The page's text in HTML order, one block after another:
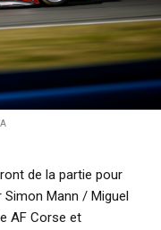
de la partie pour
Mann / Miguel
AF Corse et